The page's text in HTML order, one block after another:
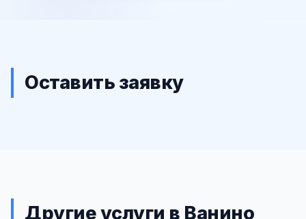
Оставить заявку
Другие услуги в Ванино